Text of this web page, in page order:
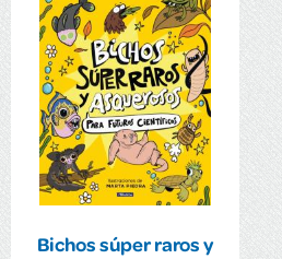
Bichos súper raros y